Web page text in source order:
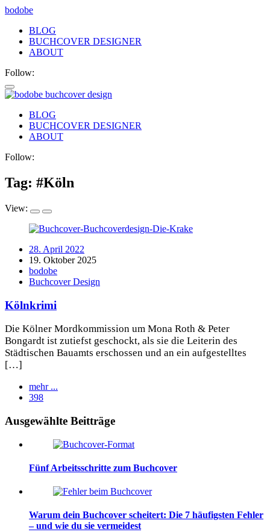
bodobe
BLOG
BUCHCOVER DESIGNER
ABOUT
Follow:
bodobe
Buchcover
BLOG
BUCHCOVER DESIGNER
ABOUT
Follow:
Tag: #Köln
View:
28. April 2022
19. Oktober 2025
bodobe
Buchcover Design
Kölnkrimi
Die Kölner Mordkommission um Mona Roth & Peter
Bongardt ist zutiefst geschockt, als sie die Leiterin des
Städtischen Bauamts erschossen und an ein aufgestelltes
[…]
mehr ...
398
Widgets
Ausgewählte Beitträge
Fünf Arbeitsschritte zum Buchcover
Warum dein Buchcover scheitert: Die 7 häufigsten Fehler
– und wie du sie vermeidest